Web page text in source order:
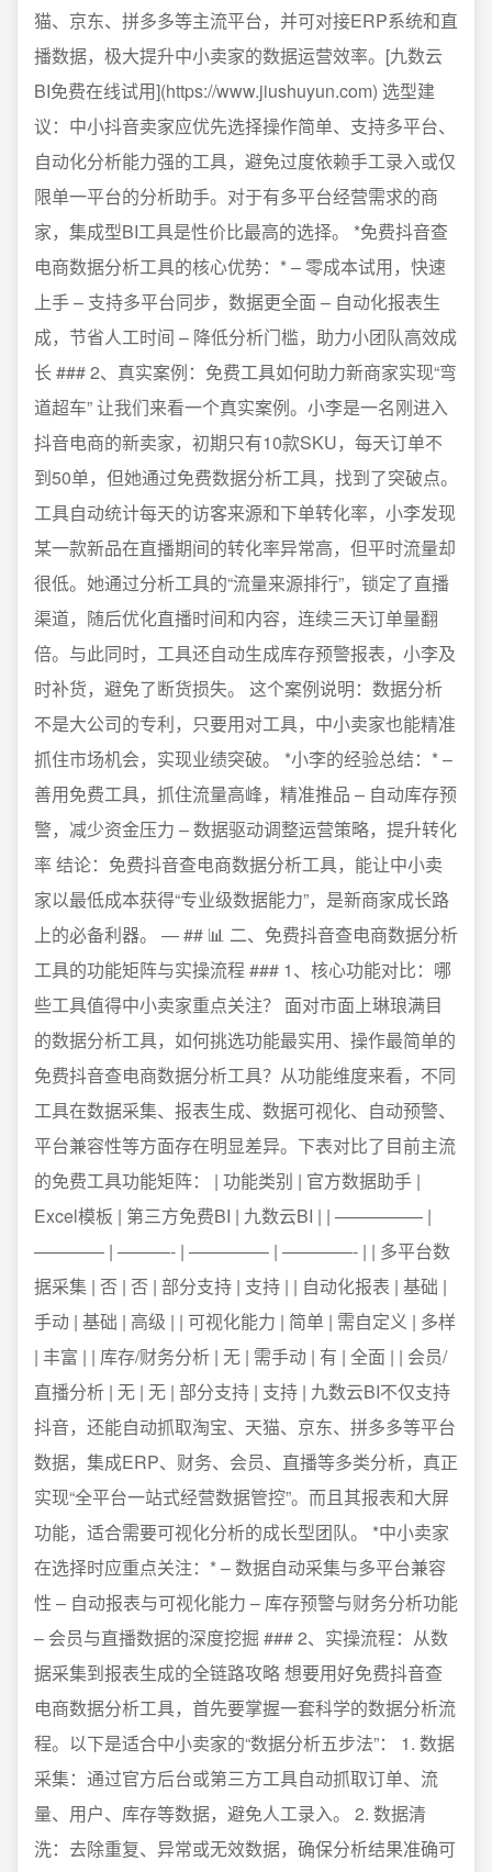
猫、京东、拼多多等主流平台，并可对接ERP系统和直
播数据，极大提升中小卖家的数据运营效率。[九数云
BI免费在线试用](https://www.jiushuyun.com) 选型建
议：中小抖音卖家应优先选择操作简单、支持多平台、
自动化分析能力强的工具，避免过度依赖手工录入或仅
限单一平台的分析助手。对于有多平台经营需求的商
家，集成型BI工具是性价比最高的选择。 *免费抖音查
电商数据分析工具的核心优势：* – 零成本试用，快速
上手 – 支持多平台同步，数据更全面 – 自动化报表生
成，节省人工时间 – 降低分析门槛，助力小团队高效成
长 ### 2、真实案例：免费工具如何助力新商家实现“弯
道超车” 让我们来看一个真实案例。小李是一名刚进入
抖音电商的新卖家，初期只有10款SKU，每天订单不
到50单，但她通过免费数据分析工具，找到了突破点。
工具自动统计每天的访客来源和下单转化率，小李发现
某一款新品在直播期间的转化率异常高，但平时流量却
很低。她通过分析工具的“流量来源排行”，锁定了直播
渠道，随后优化直播时间和内容，连续三天订单量翻
倍。与此同时，工具还自动生成库存预警报表，小李及
时补货，避免了断货损失。 这个案例说明：数据分析
不是大公司的专利，只要用对工具，中小卖家也能精准
抓住市场机会，实现业绩突破。 *小李的经验总结：* –
善用免费工具，抓住流量高峰，精准推品 – 自动库存预
警，减少资金压力 – 数据驱动调整运营策略，提升转化
率 结论：免费抖音查电商数据分析工具，能让中小卖
家以最低成本获得“专业级数据能力”，是新商家成长路
上的必备利器。 — ## 📊 二、免费抖音查电商数据分析
工具的功能矩阵与实操流程 ### 1、核心功能对比：哪
些工具值得中小卖家重点关注？ 面对市面上琳琅满目
的数据分析工具，如何挑选功能最实用、操作最简单的
免费抖音查电商数据分析工具？从功能维度来看，不同
工具在数据采集、报表生成、数据可视化、自动预警、
平台兼容性等方面存在明显差异。下表对比了目前主流
的免费工具功能矩阵： | 功能类别 | 官方数据助手 |
Excel模板 | 第三方免费BI | 九数云BI | | ————— |
———— | ———- | ————– | ————- | | 多平台数
据采集 | 否 | 否 | 部分支持 | 支持 | | 自动化报表 | 基础 |
手动 | 基础 | 高级 | | 可视化能力 | 简单 | 需自定义 | 多样
| 丰富 | | 库存/财务分析 | 无 | 需手动 | 有 | 全面 | | 会员/
直播分析 | 无 | 无 | 部分支持 | 支持 | 九数云BI不仅支持
抖音，还能自动抓取淘宝、天猫、京东、拼多多等平台
数据，集成ERP、财务、会员、直播等多类分析，真正
实现“全平台一站式经营数据管控”。而且其报表和大屏
功能，适合需要可视化分析的成长型团队。 *中小卖家
在选择时应重点关注：* – 数据自动采集与多平台兼容
性 – 自动报表与可视化能力 – 库存预警与财务分析功能
– 会员与直播数据的深度挖掘 ### 2、实操流程：从数
据采集到报表生成的全链路攻略 想要用好免费抖音查
电商数据分析工具，首先要掌握一套科学的数据分析流
程。以下是适合中小卖家的“数据分析五步法”： 1. 数据
采集：通过官方后台或第三方工具自动抓取订单、流
量、用户、库存等数据，避免人工录入。 2. 数据清
洗：去除重复、异常或无效数据，确保分析结果准确可